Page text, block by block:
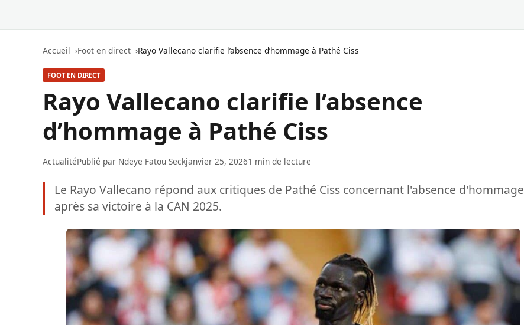
Accueil Foot en direct Rayo Vallecano clarifie l’absence d’hommage à Pathé Ciss
FOOT EN DIRECT
Rayo Vallecano clarifie l’absence
d’hommage à Pathé Ciss
ActualitéPublié par Ndeye Fatou Seckjanvier 25, 20261 min de lecture
Le Rayo Vallecano répond aux critiques de Pathé Ciss concernant l'absence d'hommage
après sa victoire à la CAN 2025.